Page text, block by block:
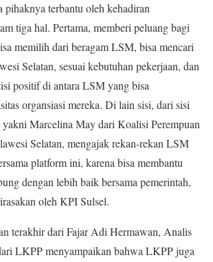
pihaknya terbantu oleh kehadiran
tiga hal. Pertama, memberi peluang bagi
memilih dari beragam LSM, bisa mencari
Selatan, sesuai kebutuhan pekerjaan, dan
positif di antara LSM yang bisa
organsiasi mereka. Di lain sisi, dari sisi
Marcelina May dari Koalisi Perempuan
Selatan, mengajak rekan-rekan LSM
platform ini, karena bisa membantu
dengan lebih baik bersama pemerintah,
oleh KPI Sulsel.
terakhir dari Fajar Adi Hermawan, Analis
LKPP menyampaikan bahwa LKPP juga